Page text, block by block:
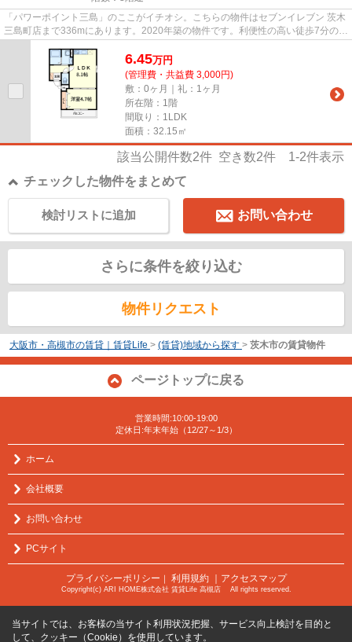
「パワーポイント三島」のここがイチオシ。こちらの物件はセブンイレブン 茨木
三島町店まで336mにあります。2020年築の物件です。利便性の高い徒歩7分の物
6.45万円
(管理費・共益費 3,000円)
敷：0ヶ月｜礼：1ヶ月
所在階：1階
間取り：1LDK
面積：32.15㎡
該当公開件数2件 空き数2件 1-2件表示
チェックした物件をまとめて
お問い合わせ
検討リストに追加
さらに条件を絞り込む
物件リクエスト
大阪市・高槻市の賃貸｜賃貸Life > (賃貸)地域から探す > 茨木市の賃貸物件
ページトップに戻る
営業時間:10:00-19:00
定休日:年末年始（12/27～1/3）
ホーム
会社概要
お問い合わせ
PCサイト
プライバシーポリシー ｜ 利用規約 ｜アクセスマップ
Copyright(c) ARI HOME株式会社 賃貸Life 高槻店 All rights reserved.
当サイトでは、お客様の当サイト利用状況把握、サービス向上検討を目的と
して、クッキー（Cookie）を使用しています。